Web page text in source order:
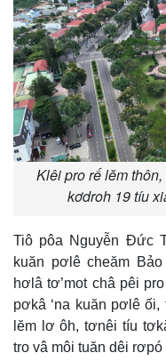
Klêi pro rế lĕm
kơdroh 19 tíu
Tiô pôa Nguyễn Đức
kuăn pơlê cheăm
hơlâ tơ’mot châ pêi
pơkâ ‘na kuăn pơlê
lĕm lơ ôh, tơnêi tíu
tro vâ môi tuăn dêi